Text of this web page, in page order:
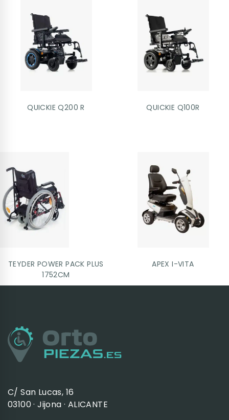
QUICKIE Q200 R QUICKIE Q100R
TEYDER POWER PACK PLUS
1752CM
APEX I-VITA
C/ San Lucas, 16
03100 · Jijona · ALICANTE